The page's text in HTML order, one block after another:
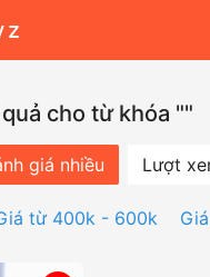
cho từ khóa ""
giá nhiều Lượt
từ 400k - 600k